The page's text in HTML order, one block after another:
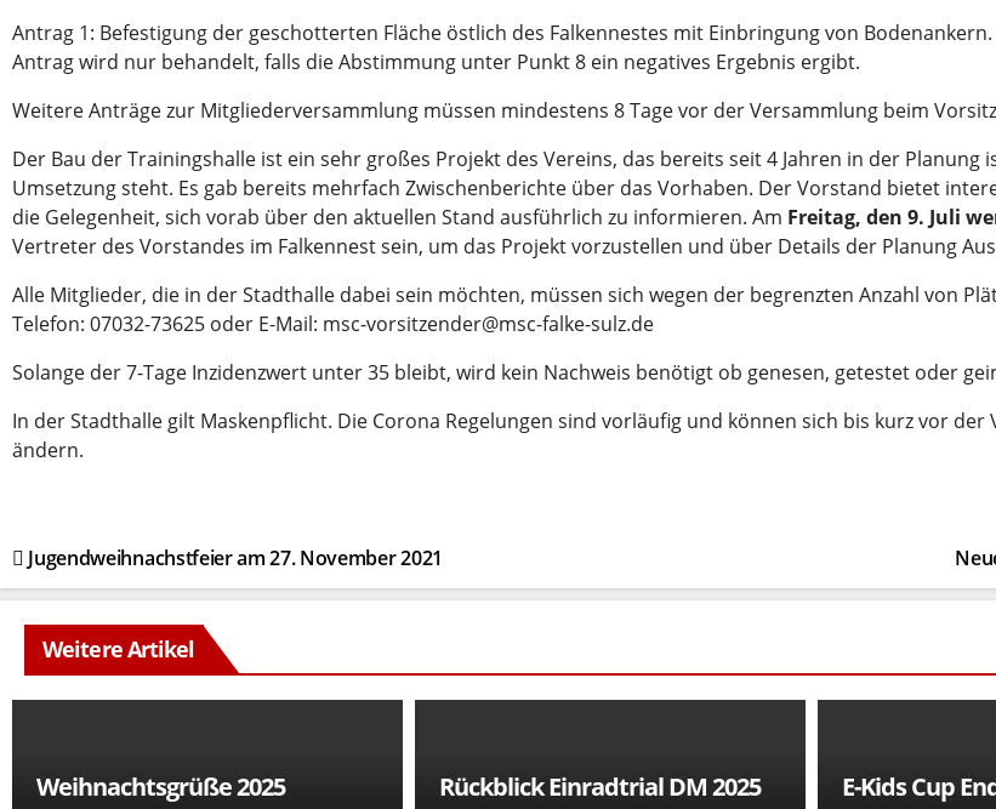
Antrag 1: Befestigung der geschotterten Fläche östlich des Falkennestes mit Einbringung von
Antrag wird nur behandelt, falls die Abstimmung unter Punkt 8 ein negatives Ergebnis ergibt.
Weitere Anträge zur Mitgliederversammlung müssen mindestens 8 Tage vor der Versammlung beim
Der Bau der Trainingshalle ist ein sehr großes Projekt des Vereins, das bereits seit 4 Jahren in der Planung
Umsetzung steht. Es gab bereits mehrfach Zwischenberichte über das Vorhaben. Der Vorstand bietet
die Gelegenheit, sich vorab über den aktuellen Stand ausführlich zu informieren. Am Freitag, den 9. Juli
Vertreter des Vorstandes im Falkennest sein, um das Projekt vorzustellen und über Details der Planung
Alle Mitglieder, die in der Stadthalle dabei sein möchten, müssen sich wegen der begrenzten Anzahl von
Telefon: 07032-73625 oder E-Mail: msc-vorsitzender@msc-falke-sulz.de
Solange der 7-Tage Inzidenzwert unter 35 bleibt, wird kein Nachweis benötigt ob genesen, getestet oder
In der Stadthalle gilt Maskenpflicht. Die Corona Regelungen sind vorläufig und können sich bis kurz vor der
ändern.
Beitragsnavigation
Jugendweihnachstfeier am 27. November 2021
Weitere Artikel
Weihnachtsgrüße 2025 Rückblick Einradtrial DM 2025 E-Kids Cup